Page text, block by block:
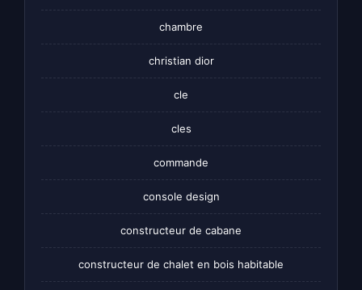
chambre
christian dior
cle
cles
commande
console design
constructeur de cabane
constructeur de chalet en bois habitable